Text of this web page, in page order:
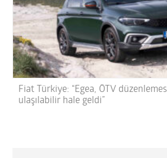
Fiat Türkiye: “Egea, ÖTV
ulaşılabilir hale geldi”